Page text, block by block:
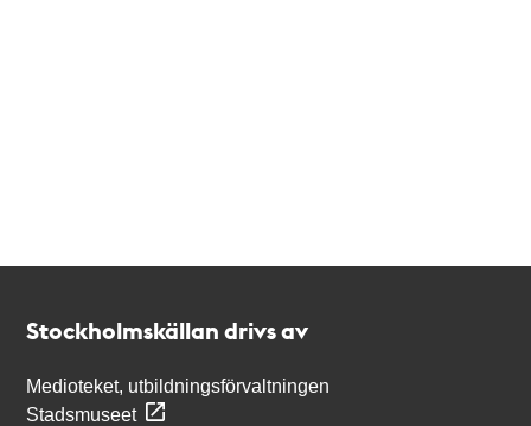
Stockholmskällan drivs av
Medioteket, utbildningsförvaltningen
Stadsmuseet